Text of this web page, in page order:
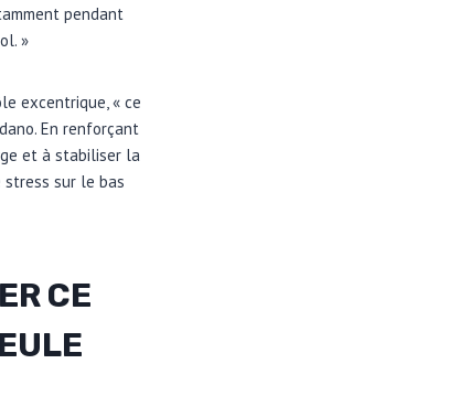
pendant
»
excentrique, « ce
En renforçant
et à stabiliser la
stress sur le bas
CE